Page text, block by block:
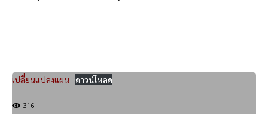
เปลี่ยนแปลงแผน ดาวน์โหลด
316